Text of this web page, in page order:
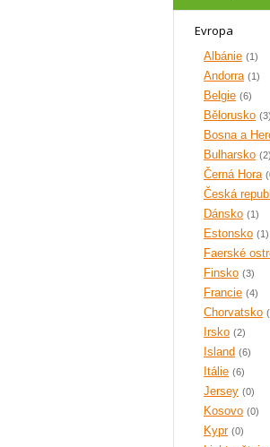
Evropa
Albánie (1)
Andorra (1)
Belgie (6)
Bělorusko (3)
Bosna a
Bulharsko (2)
Černá Hora
Česká
Dánsko (1)
Estonsko (1)
Faerské
Finsko (3)
Francie (4)
Chorvatsko
Irsko (2)
Island (6)
Itálie (6)
Jersey (0)
Kosovo (0)
Kypr (0)